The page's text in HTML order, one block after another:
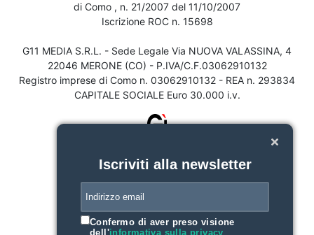
di Como , n. 21/2007 del 11/10/2007
Iscrizione ROC n. 15698
G11 MEDIA S.R.L. - Sede Legale Via NUOVA VALASSINA, 4
22046 MERONE (CO) - P.IVA/C.F.03062910132
Registro imprese di Como n. 03062910132 - REA n. 293834
CAPITALE SOCIALE Euro 30.000 i.v.
Iscriviti alla newsletter
Confermo di aver preso visione
dell'informativa sulla privacy